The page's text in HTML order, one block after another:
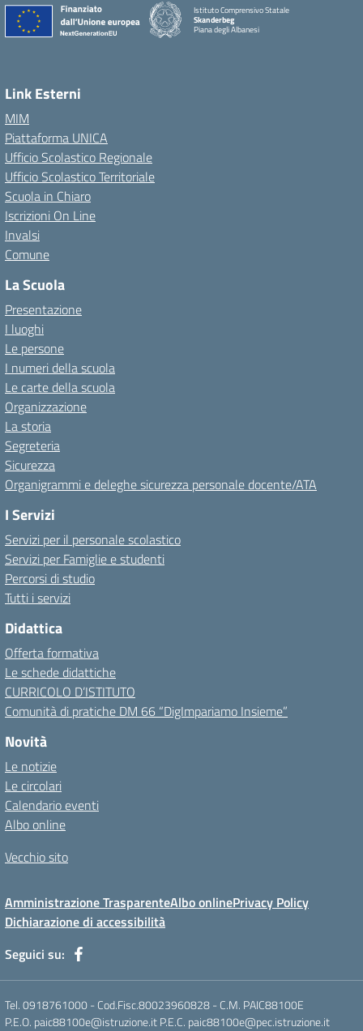
Istituto Comprensivo Statale
Skanderbeg
Piana degli Albanesi
Link Esterni
MIM
Piattaforma UNICA
Ufficio Scolastico Regionale
Ufficio Scolastico Territoriale
Scuola in Chiaro
Iscrizioni On Line
Invalsi
Comune
La Scuola
Presentazione
I luoghi
Le persone
I numeri della scuola
Le carte della scuola
Organizzazione
La storia
Segreteria
Sicurezza
Organigrammi e deleghe sicurezza personale docente/ATA
I Servizi
Servizi per il personale scolastico
Servizi per Famiglie e studenti
Percorsi di studio
Tutti i servizi
Didattica
Offerta formativa
Le schede didattiche
CURRICOLO D’ISTITUTO
Comunità di pratiche DM 66 “DigImpariamo Insieme”
Novità
Le notizie
Le circolari
Calendario eventi
Albo online
Vecchio sito
Amministrazione TrasparenteAlbo onlinePrivacy Policy
Dichiarazione di accessibilità
Seguici su:
Tel. 0918761000 - Cod.Fisc.80023960828 - C.M. PAIC88100E
P.E.O. paic88100e@istruzione.it P.E.C. paic88100e@pec.istruzione.it